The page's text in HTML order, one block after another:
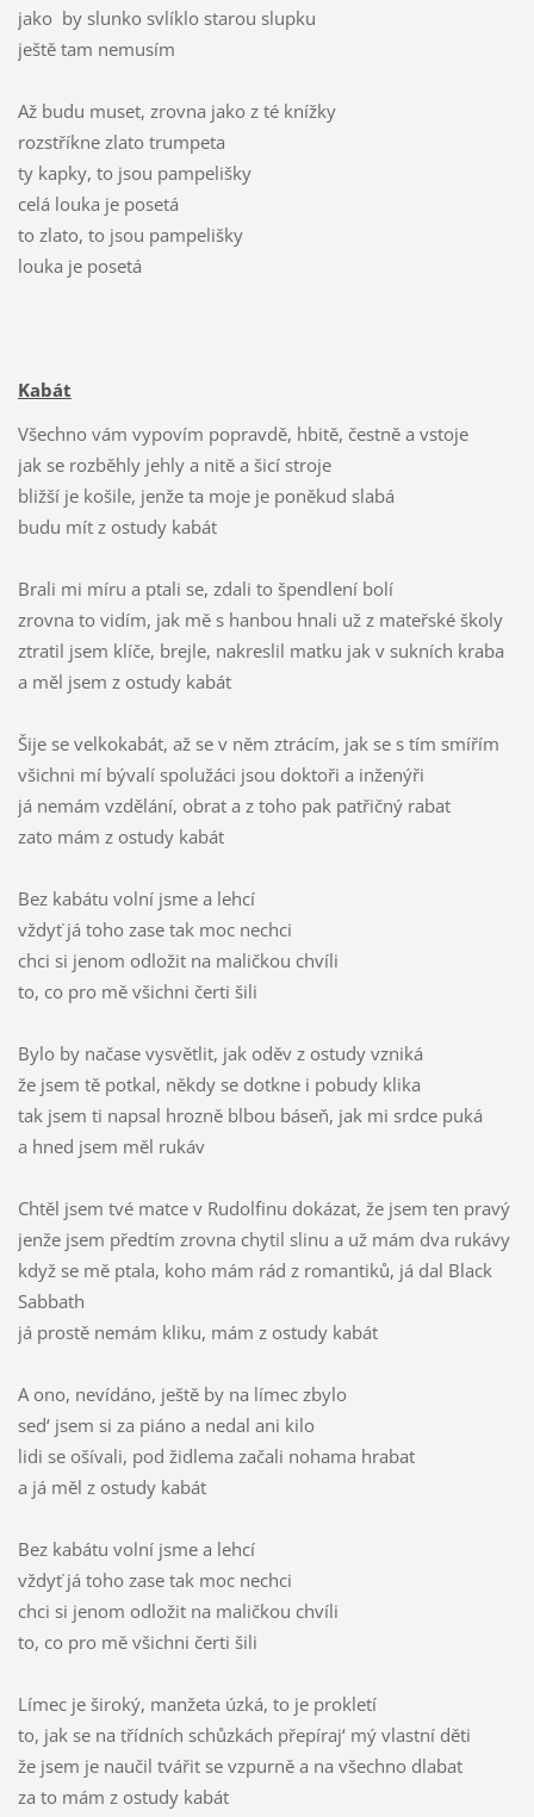
jako by slunko svlíklo starou slupku
ještě tam nemusím
Až budu muset, zrovna jako z té knížky
rozstříkne zlato trumpeta
ty kapky, to jsou pampelišky
celá louka je posetá
to zlato, to jsou pampelišky
louka je posetá
Kabát
Všechno vám vypovím popravdě, hbitě, čestně a vstoje
jak se rozběhly jehly a nitě a šicí stroje
bližší je košile, jenže ta moje je poněkud slabá
budu mít z ostudy kabát
Brali mi míru a ptali se, zdali to špendlení bolí
zrovna to vidím, jak mě s hanbou hnali už z mateřské školy
ztratil jsem klíče, brejle, nakreslil matku jak v sukních kraba
a měl jsem z ostudy kabát
Šije se velkokabát, až se v něm ztrácím, jak se s tím smířím
všichni mí bývalí spolužáci jsou doktoři a inženýři
já nemám vzdělání, obrat a z toho pak patřičný rabat
zato mám z ostudy kabát
Bez kabátu volní jsme a lehcí
vždyť já toho zase tak moc nechci
chci si jenom odložit na maličkou chvíli
to, co pro mě všichni čerti šili
Bylo by načase vysvětlit, jak oděv z ostudy vzniká
že jsem tě potkal, někdy se dotkne i pobudy klika
tak jsem ti napsal hrozně blbou báseň, jak mi srdce puká
a hned jsem měl rukáv
Chtěl jsem tvé matce v Rudolfinu dokázat, že jsem ten pravý
jenže jsem předtím zrovna chytil slinu a už mám dva rukávy
když se mě ptala, koho mám rád z romantiků, já dal Black
Sabbath
já prostě nemám kliku, mám z ostudy kabát
A ono, nevídáno, ještě by na límec zbylo
sed‘ jsem si za piáno a nedal ani kilo
lidi se ošívali, pod židlema začali nohama hrabat
a já měl z ostudy kabát
Bez kabátu volní jsme a lehcí
vždyť já toho zase tak moc nechci
chci si jenom odložit na maličkou chvíli
to, co pro mě všichni čerti šili
Límec je široký, manžeta úzká, to je prokletí
to, jak se na třídních schůzkách přepíraj‘ mý vlastní děti
že jsem je naučil tvářit se vzpurně a na všechno dlabat
za to mám z ostudy kabát